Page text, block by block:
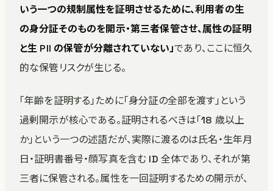
いう一つの規制属性を証明させるために、利用者の生
の身分証そのものを開示・第三者保管させ、属性の証明
と生 PII の保管が分離されていない」であり、ここに恒久
的な保管リスクが生じる。
「年齢を証明する」ために「身分証の全部を渡す」という
過剰開示が核心である。証明されるべきは「18 歳以上
か」という一つの述語だが、実際に渡るのは氏名・生年月
日・証明書番号・顔写真を含む ID 全体であり、それが第
三者に保管される。属性を一回証明するための開示が、